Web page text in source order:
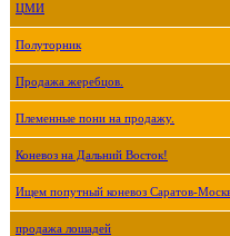
ЦМИ
Полуторник
Продажа жеребцов.
Племенные пони на продажу.
Коневоз на Дальний Восток!
Ищем попутный коневоз Саратов-
продажа лошадей